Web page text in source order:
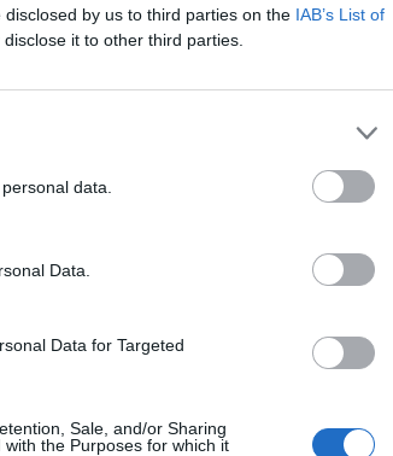
by us to third parties on the IAB’s List of
it to other third parties.
data.
Data.
Data for Targeted
Sale, and/or Sharing
the Purposes for which it